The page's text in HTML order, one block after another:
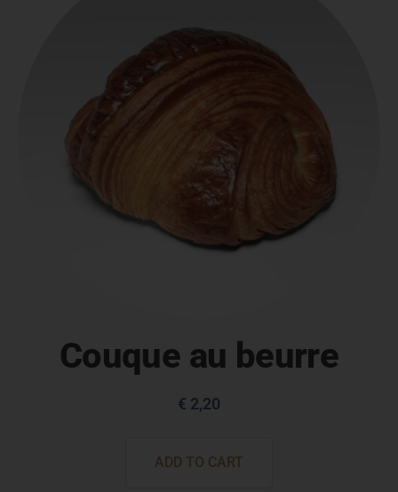
Couque au beurre
€ 2,20
ADD TO CART